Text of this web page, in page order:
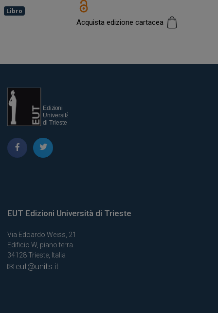
Libro
Acquista edizione cartacea
EUT Edizioni Università di Trieste
Via Edoardo Weiss, 21
Edificio W, piano terra
34128 Trieste, Italia
eut@units.it